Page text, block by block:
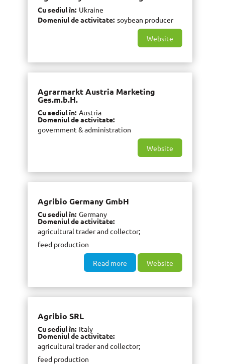
Cu sediul în Ukraine
Domeniul de activitate soybean producer
Website
Agrarmarkt Austria Marketing
Ges.m.b.H.
Cu sediul în Austria
Domeniul de activitate
government & administration
Website
Agribio Germany GmbH
Cu sediul în Germany
Domeniul de activitate
agricultural trader and collector
feed production
Read more Website
Agribio SRL
Cu sediul în Italy
Domeniul de activitate
agricultural trader and collector
feed production